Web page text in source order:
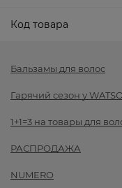
Код товара
Бальзамы для волос
Гарячий сезон у
1+1=3 на товары для
РАСПРОДАЖА
NUMERO